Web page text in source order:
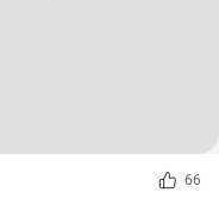
66